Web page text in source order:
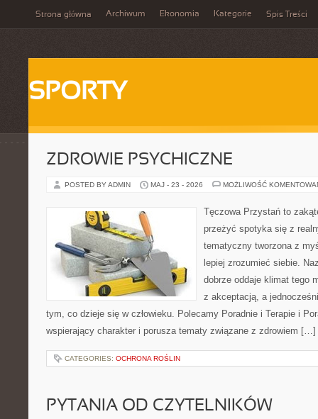
Strona główna Archiwum Ekonomia Kategorie Spis Treści
SPORTY
ZDROWIE PSYCHICZNE
POSTED BY ADMIN MAJ - 23 - 2026 MOŻLIWOŚĆ
Tęczowa Przystań to
przeżyć spotyka się z
tematyczny tworzona z
lepiej zrozumieć siebie.
dobrze oddaje klimat tego
z akceptacją, a
tym, co dzieje się w człowieku. Polecamy Poradnie i Terapie i
wspierający charakter i porusza tematy związane z zdrowiem […]
CATEGORIES: OCHRONA ROŚLIN
PYTANIA OD CZYTELNIKÓW